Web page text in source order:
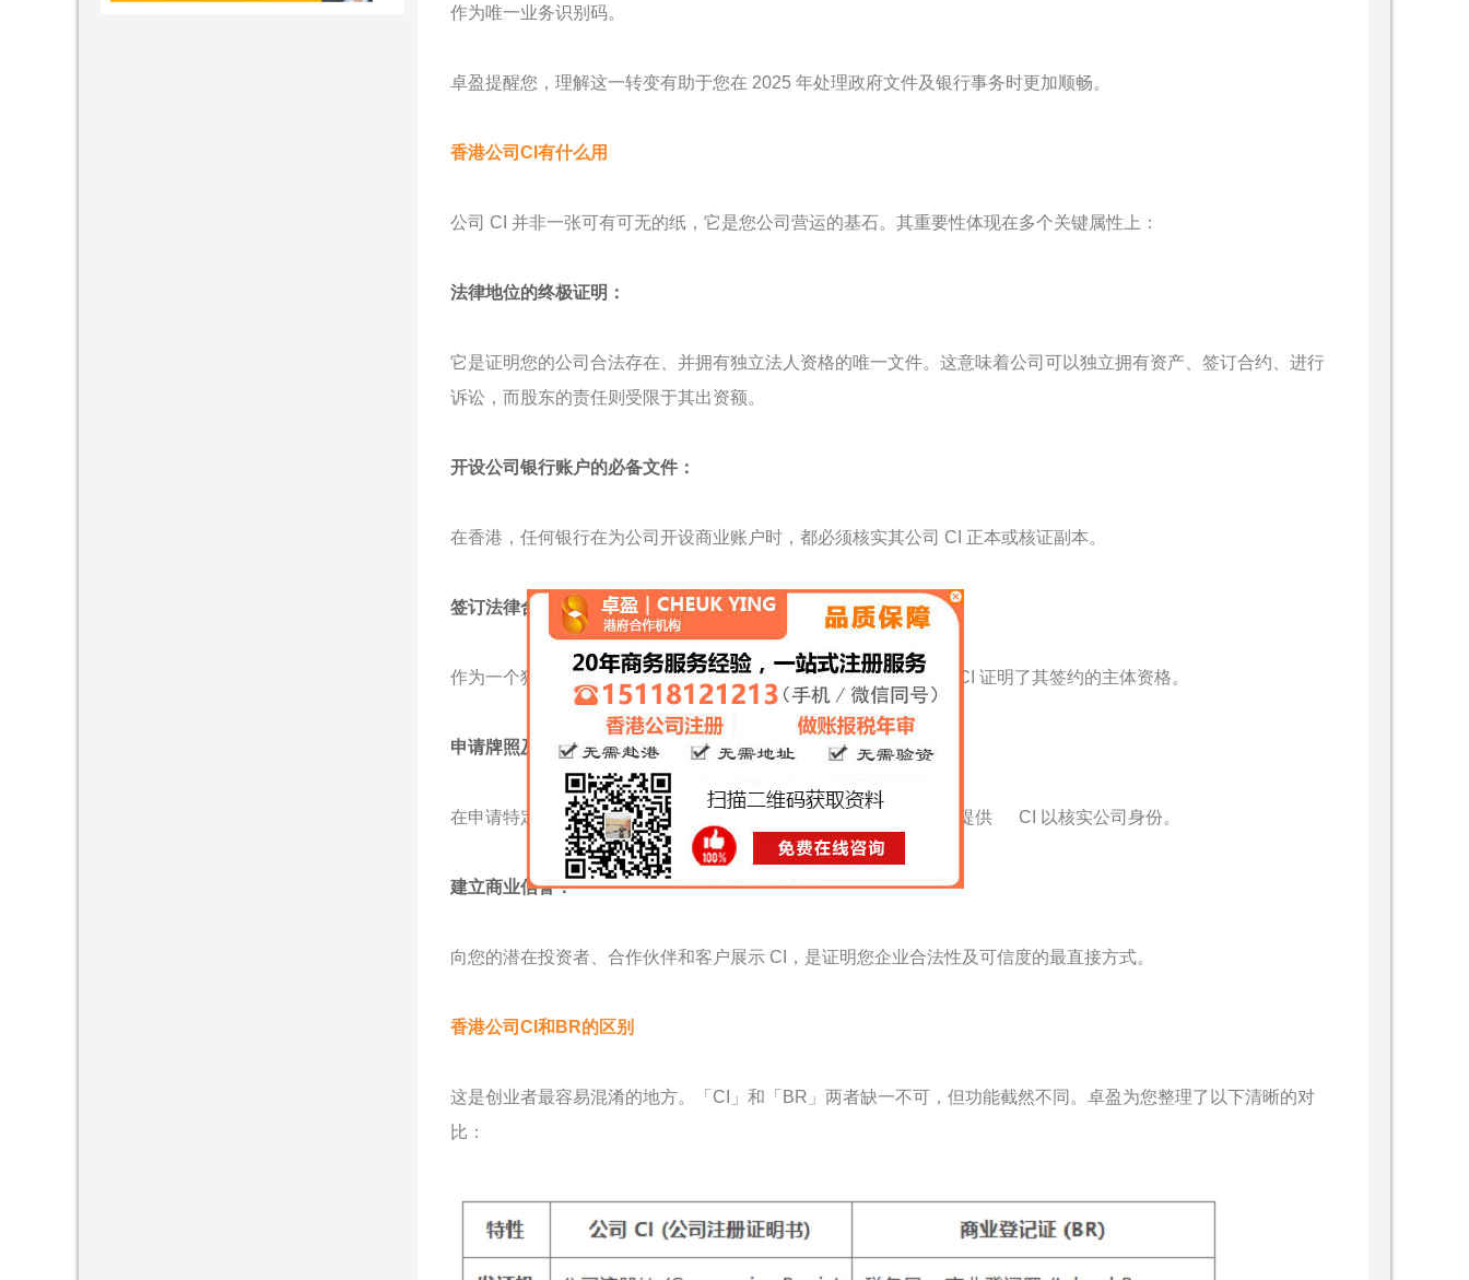
作为唯一业务识别码。
卓盈提醒您，理解这一转变有助于您在 2025 年处理政府文件及银行事务时更加顺畅。
香港公司CI有什么用
公司 CI 并非一张可有可无的纸，它是您公司营运的基石。其重要性体现在多个关键属性上：
法律地位的终极证明：
它是证明您的公司合法存在、并拥有独立法人资格的唯一文件。这意味着公司可以独立拥有资产、签订合约、进行
诉讼，而股东的责任则受限于其出资额。
开设公司银行账户的必备文件：
在香港，任何银行在为公司开设商业账户时，都必须核实其公司 CI 正本或核证副本。
签订法律合约的依据：
作为一个独立法人，公司在签署租约、供应商合同或客户协议时，CI 证明了其签约的主体资格。
申请牌照及许可：
在申请特定行业牌照（如餐饮、金融、贸易）时，政府部门会要求提供 CI 以核实公司身份。
建立商业信誉：
向您的潜在投资者、合作伙伴和客户展示 CI，是证明您企业合法性及可信度的最直接方式。
香港公司CI和BR的区别
这是创业者最容易混淆的地方。「CI」和「BR」两者缺一不可，但功能截然不同。卓盈为您整理了以下清晰的对
比：